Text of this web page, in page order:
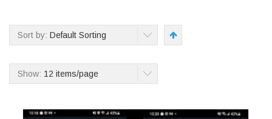
Sort by: Default Sorting
Show: 12 items/page